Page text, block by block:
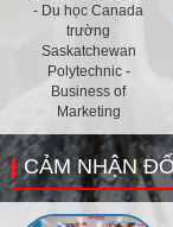
- Du học Canada
trường
Saskatchewan
Polytechnic -
Business of
Marketing
CẢM NHẬN